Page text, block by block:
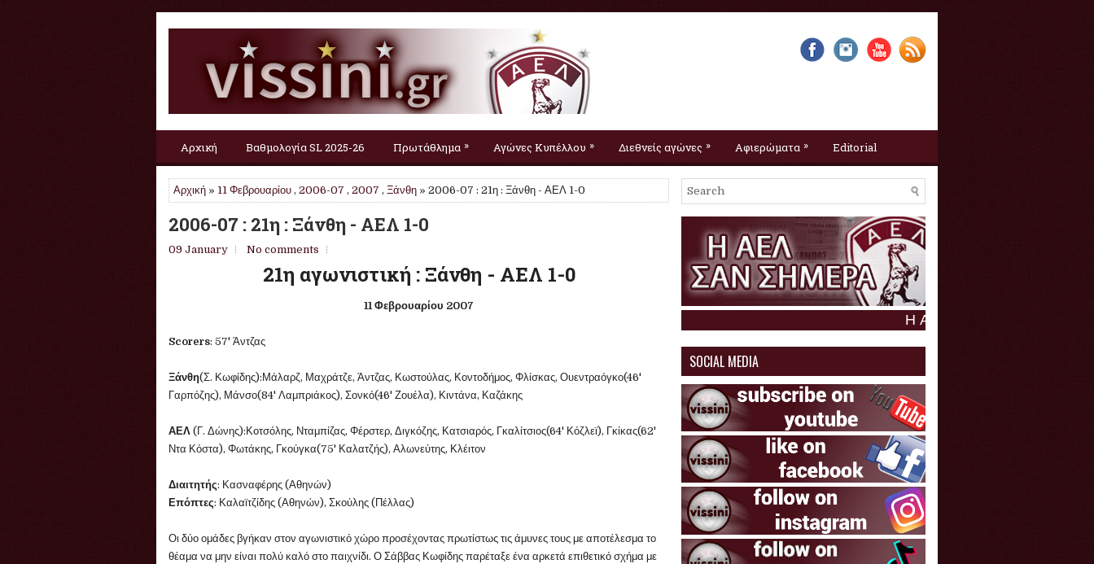
Αρχική Βαθμολογία SL 2025-26 Πρωτάθλημα » Αγώνες Κυπέλλου » Διεθνείς αγώνες » Αφιερώματα » Editorial
Αρχική » 11 Φεβρουαρίου , 2006-07 , 2007 , Ξάνθη » 2006-07 : 21η : Ξάνθη - ΑΕΛ 1-0
2006-07 : 21η : Ξάνθη - ΑΕΛ 1-0
09 January No comments
21η αγωνιστική : Ξάνθη - ΑΕΛ 1-0
11 Φεβρουαρίου 2007
Scorers: 57' Άντζας
Ξάνθη(Σ. Κωφίδης):Μάλαρζ, Μαχράτζε, Άντζας, Κωστούλας, Κοντοδήμος, Φλίσκας, Ουεντραόγκο(46'
Γαρπόζης), Μάνσο(84' Λαμπριάκος), Σονκό(46' Ζουέλα), Κιντάνα, Καζάκης
ΑΕΛ (Γ. Δώνης):Κοτσόλης, Νταμπίζας, Φέρστερ, Διγκόζης, Κατσιαρός, Γκαλίτσιος(64' Κόζλεϊ), Γκίκας(62'
Ντα Κόστα), Φωτάκης, Γκούγκα(75' Καλατζής), Αλωνεύτης, Κλέιτον
Διαιτητής: Κασναφέρης (Αθηνών)
Επόπτες: Καλαϊτζίδης (Αθηνών), Σκούλης (Πέλλας)
Οι δύο ομάδες βγήκαν στον αγωνιστικό χώρο προσέχοντας πρωτίστως τις άμυνες τους με αποτέλεσμα το
θέαμα να μην είναι πολύ καλό στο παιχνίδι. Ο Σάββας Κωφίδης παρέταξε ένα αρκετά επιθετικό σχήμα με
Η ΑΕΛ σαν σήμερα :
SOCIAL MEDIA